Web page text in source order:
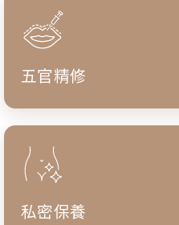
五官精修
私密保養